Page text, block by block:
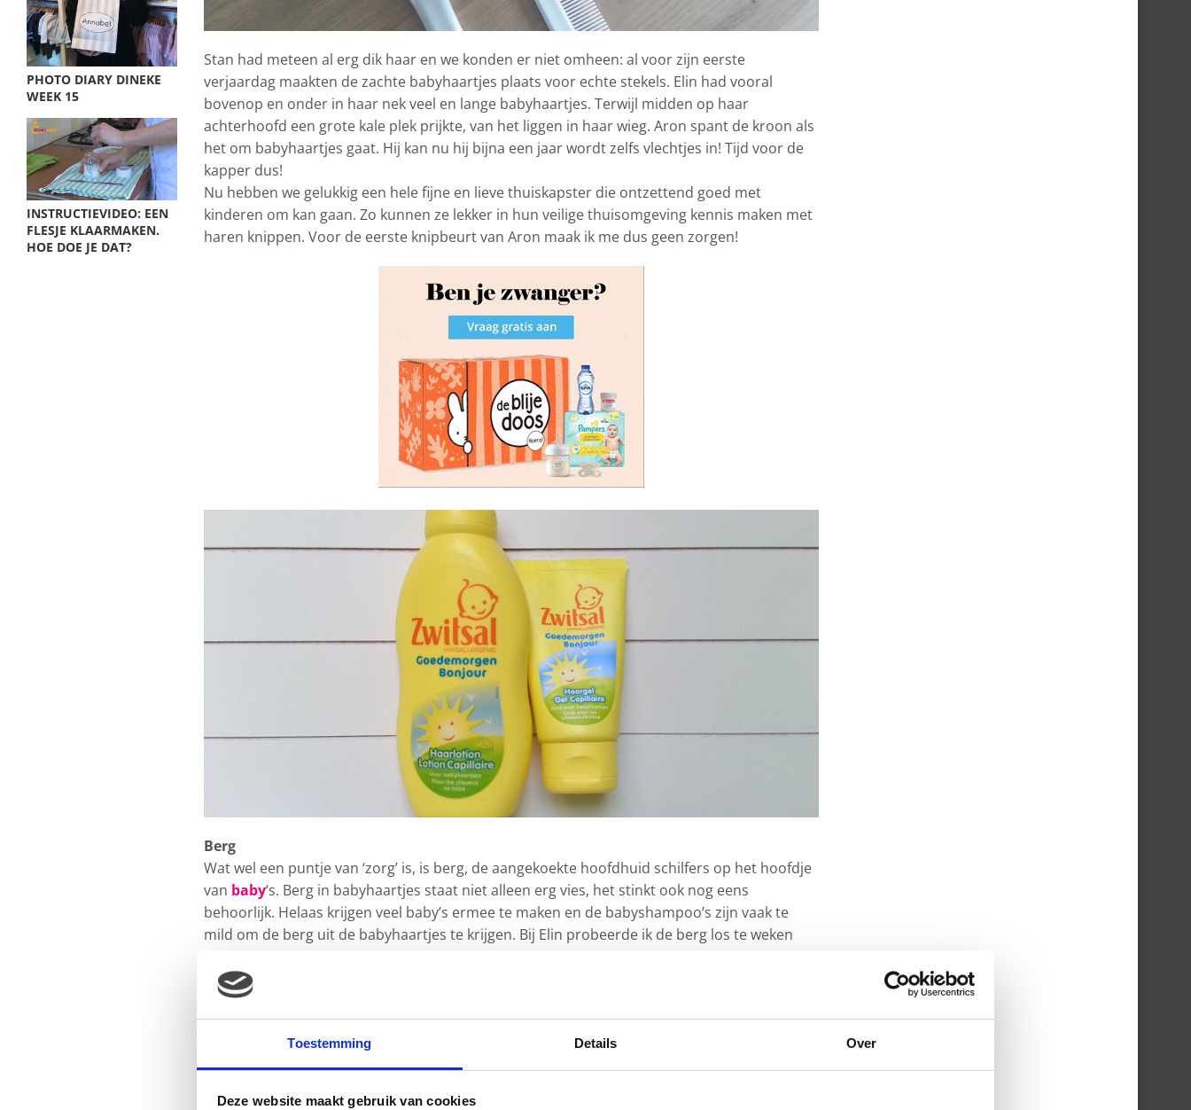
Toestemming Details Over
Deze website maakt gebruik van cookies
PHOTO DIARY DINEKE
WEEK 15
INSTRUCTIEVIDEO: EEN
FLESJE KLAARMAKEN.
HOE DOE JE DAT?
Stan had meteen al erg dik haar en we konden er niet omheen: al voor zijn eerste
verjaardag maakten de zachte babyhaartjes plaats voor echte stekels. Elin had vooral
bovenop en onder in haar nek veel en lange babyhaartjes. Terwijl midden op haar
achterhoofd een grote kale plek prijkte, van het liggen in haar wieg. Aron spant de kroon als
het om babyhaartjes gaat. Hij kan nu hij bijna een jaar wordt zelfs vlechtjes in! Tijd voor de
kapper dus!
Nu hebben we gelukkig een hele fijne en lieve thuiskapster die ontzettend goed met
kinderen om kan gaan. Zo kunnen ze lekker in hun veilige thuisomgeving kennis maken met
haren knippen. Voor de eerste knipbeurt van Aron maak ik me dus geen zorgen!
Berg
Wat wel een puntje van ‘zorg’ is, is berg, de aangekoekte hoofdhuid schilfers op het hoofdje
van baby‘s. Berg in babyhaartjes staat niet alleen erg vies, het stinkt ook nog eens
behoorlijk. Helaas krijgen veel baby’s ermee te maken en de babyshampoo’s zijn vaak te
mild om de berg uit de babyhaartjes te krijgen. Bij Elin probeerde ik de berg los te weken
veel gebrul en viezigheid tot gevolg. De babyhaartjes van Aron behandel ik met
babyshampoo en een lotion speciaal voor babyhaartjes. Dat gaat redelijk, ik kam de berg nu
zo uit zijn haar. Dat moet ook wel, want over een paar weken komt de kapster en dan vind ik
het wel zo fris als de berg uit de babyhaartjes verdwenen is!